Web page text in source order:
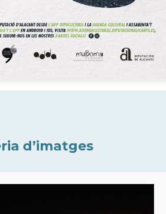
d’imatges